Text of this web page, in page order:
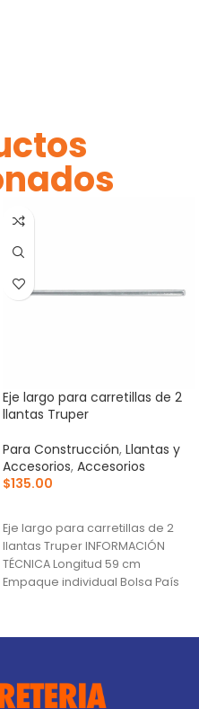
Eje largo para carretillas de 2
llantas Truper
Para Construcción, Llantas y
Accesorios, Accesorios
$135.00
Eje largo para carretillas de 2
llantas Truper INFORMACIÓN
TÉCNICA Longitud 59 cm
Empaque individual Bolsa País